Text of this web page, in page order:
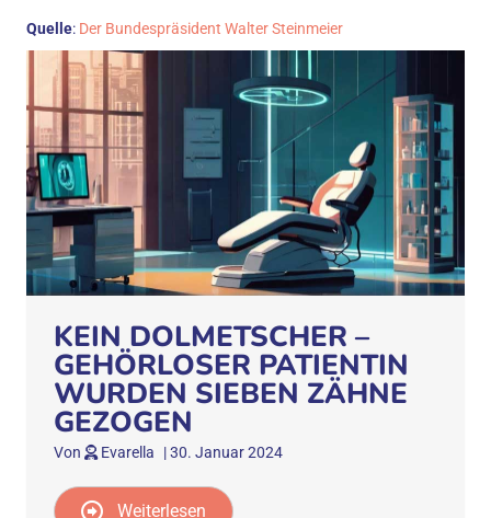
Quelle: Der Bundespräsident Walter Steinmeier
KEIN DOLMETSCHER –
GEHÖRLOSER PATIENTIN
WURDEN SIEBEN ZÄHNE
GEZOGEN
Von Evarella |30. Januar 2024
Weiterlesen